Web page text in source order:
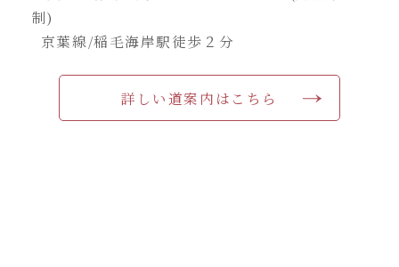
制)
京葉線/稲毛海岸駅徒歩２分
詳しい道案内はこちら